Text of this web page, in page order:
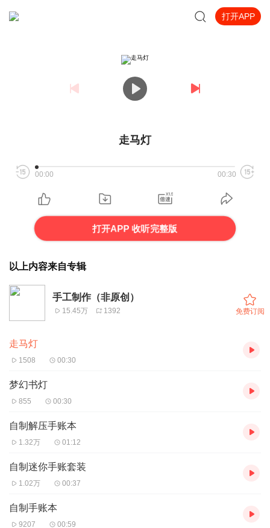
打开APP
走马灯
00:00 00:30
打开APP 收听完整版
以上内容来自专辑
手工制作（非原创）
15.45万 1392 免费订阅
走马灯
1508 00:30
梦幻书灯
855 00:30
自制解压手账本
1.32万 01:12
自制迷你手账套装
1.02万 00:37
自制手账本
9207 00:59